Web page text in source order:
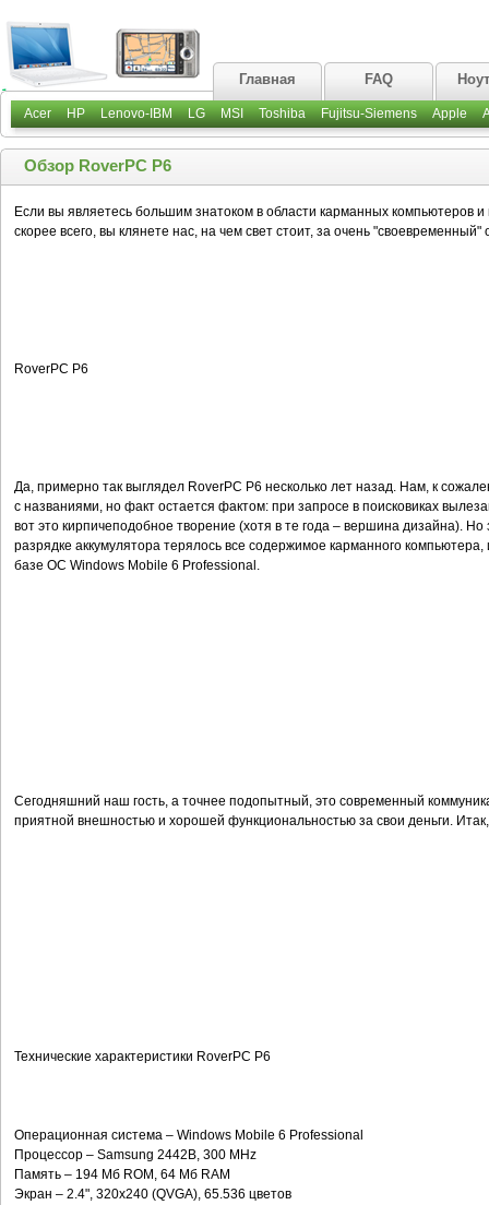
Главная FAQ
Acer HP Lenovo-IBM LG MSI Toshiba Fujitsu-Siemens Apple
Обзор RoverPC P6
Если вы являетесь большим знатоком в области карманных компьютеров
скорее всего, вы клянете нас, на чем свет стоит, за очень
RoverPC P6
Да, примерно так выглядел RoverPC P6 несколько лет назад. Нам, к
с названиями, но факт остается фактом: при запросе в поисковиках
вот это кирпичеподобное творение (хотя в те года – вершина дизайна).
разрядке аккумулятора терялось все содержимое карманного
базе ОС Windows Mobile 6 Professional.
Сегодняшний наш гость, а точнее подопытный, это современный
приятной внешностью и хорошей функциональностью за свои деньги.
Технические характеристики RoverPC P6
Операционная система – Windows Mobile 6 Professional
Процессор – Samsung 2442B, 300 MHz
Память – 194 Мб ROM, 64 Мб RAM
Экран – 2.4", 320x240 (QVGA), 65.536 цветов